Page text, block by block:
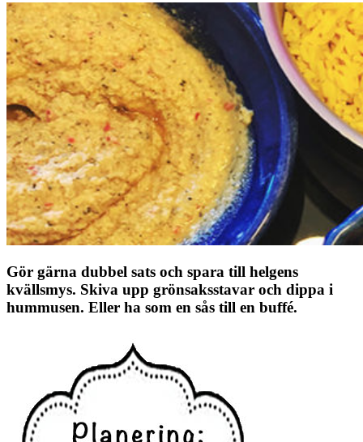
Gör gärna dubbel sats och spara till helgens
kvällsmys. Skiva upp grönsaksstavar och dippa i
hummusen. Eller ha som en sås till en buffé.